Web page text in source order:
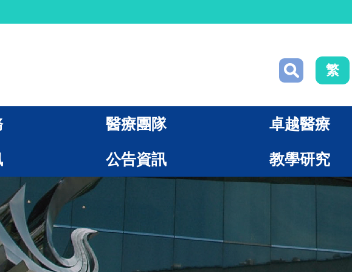
繁
醫療團隊 卓越醫療
公告資訊 教學研究